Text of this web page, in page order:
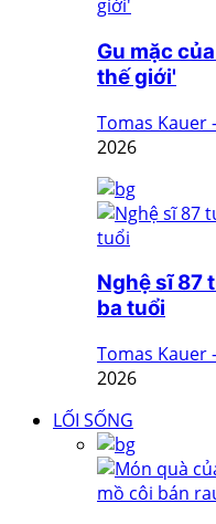
Gu mặc
thế giới'
Tomas Kauer
2026
Nghệ sĩ 87
ba tuổi
Tomas Kauer
2026
LỐI SỐNG